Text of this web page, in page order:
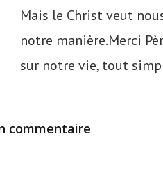
Mais le Christ veut
notre manière.Merci
sur notre vie, tout
commentaire